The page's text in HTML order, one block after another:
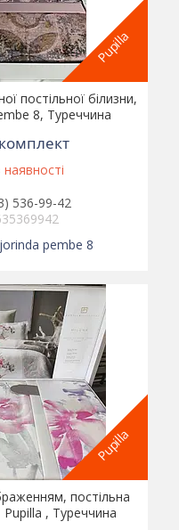
Pupilla
постільної білизни,
8, Туреччина
536-99-42
pembe 8
Pupilla
постільна
Pupilla , Туреччина